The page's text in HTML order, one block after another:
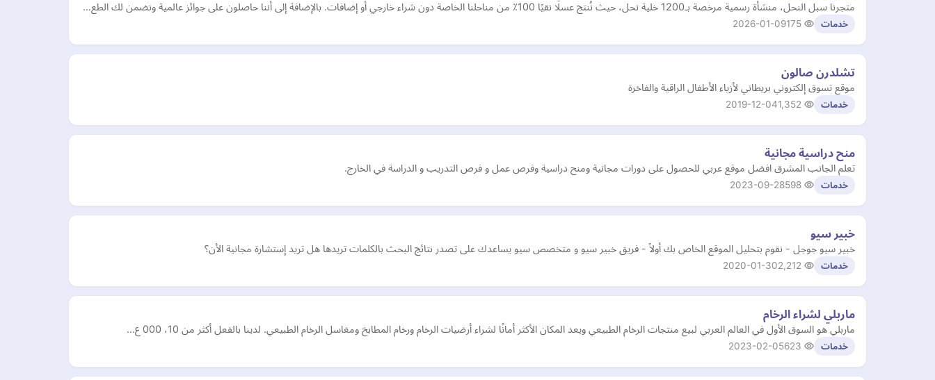
متجرنا سبل النحل، منشأة رسمية مرخصة بـ1200 خلية نحل، حيث نُنتج عسلًا نقيًا 100٪ من مناحلنا الخاصة دون شراء خارجي أو إضافات. بالإضافة إلى أننا حاصلون على جوائز عالمية ونضمن لك الطع…
خدمات 2026-01-09
تشلدرن صالون
موقع تسوق إلكتروني بريطاني لأزياء الأطفال الراقية والفاخرة
خدمات 2019-12-04
منح دراسية مجانية
تعلم الجانب المشرق افضل موقع عربي للحصول على دورات مجانية ومنح دراسية وفرص عمل و فرص التدريب و الدراسة في الخارج.
خدمات 2023-09-28
خبير سيو
خبير سيو جوجل - نقوم بتحليل الموقع الخاص بك أولاً - فريق خبير سيو و متخصص سيو يساعدك على تصدر نتائج البحث بالكلمات تريدها هل تريد إستشارة مجانية الأن؟
خدمات 2020-01-30
ماربلي لشراء الرخام
ماربلي هو السوق الأول في العالم العربي لبيع منتجات الرخام الطبيعي ويعد المكان الأكثر أمانًا لشراء أرضيات الرخام ورخام المطابخ ومغاسل الرخام الطبيعي. لدينا بالفعل أكثر من 10، 000 ع…
خدمات 2023-02-05